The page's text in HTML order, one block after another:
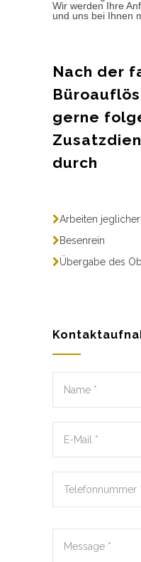
Wir werden Ihre
und uns bei Ihnen
Nach der
gerne
durch
Arbeiten
Besenrein
Übergabe des